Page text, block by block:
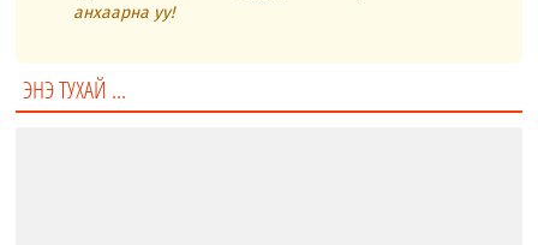
анхаарна уу!
ЭНЭ ТУХАЙ ...